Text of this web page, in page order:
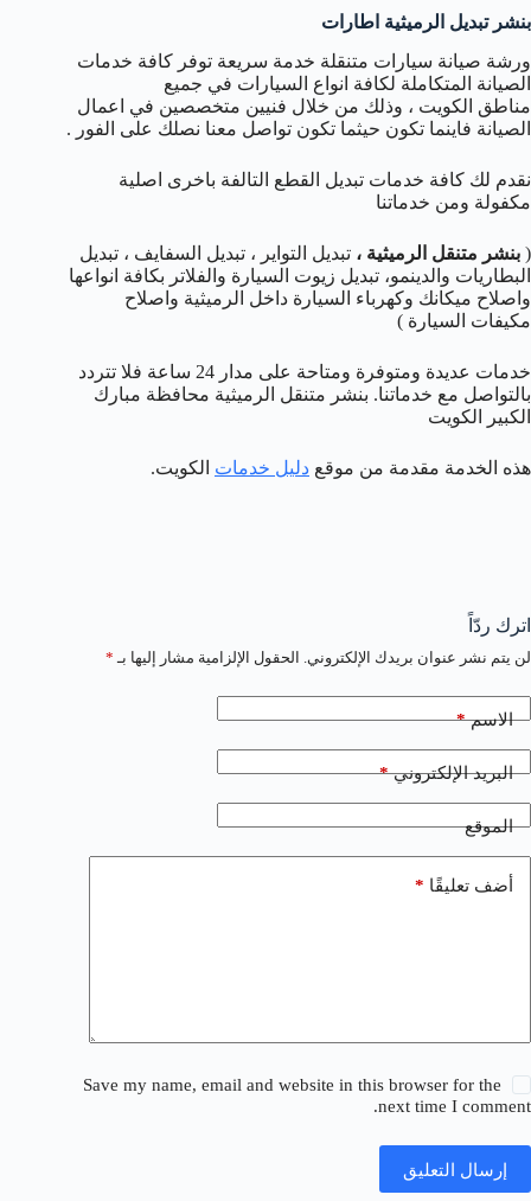
بنشر تبديل الرميثية اطارات
ورشة صيانة سيارات متنقلة خدمة سريعة توفر كافة خدمات
الصيانة المتكاملة لكافة انواع السيارات في جميع
مناطق الكويت ، وذلك من خلال فنيين متخصصين في اعمال
الصيانة فاينما تكون حيثما تكون تواصل معنا نصلك على الفور .
نقدم لك كافة خدمات تبديل القطع التالفة باخرى اصلية
مكفولة ومن خدماتنا
( بنشر متنقل الرميثية ، تبديل التواير ، تبديل السفايف ، تبديل
البطاريات والدينمو، تبديل زيوت السيارة والفلاتر بكافة انواعها
واصلاح ميكانك وكهرباء السيارة داخل الرميثية واصلاح
مكيفات السيارة )
خدمات عديدة ومتوفرة ومتاحة على مدار 24 ساعة فلا تتردد
بالتواصل مع خدماتنا. بنشر متنقل الرميثية محافظة مبارك
الكبير الكويت
هذه الخدمة مقدمة من موقع دليل خدمات الكويت.
اترك ردّاً
لن يتم نشر عنوان بريدك الإلكتروني. الحقول الإلزامية مشار إليها بـ *
الاسم*
البريد الإلكتروني*
الموقع
أضف تعليقًا *
Save my name, email and website in this browser for the
next time I comment.
إرسال التعليق